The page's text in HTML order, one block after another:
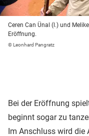
Ceren Can Ünal (l.) und
Eröffnung.
© Leonhard Pangratz
Bei der Eröffnung
beginnt sogar zu
Im Anschluss wird